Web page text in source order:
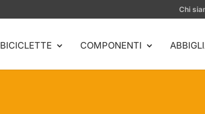
Chi
BICICLETTE COMPONENTI